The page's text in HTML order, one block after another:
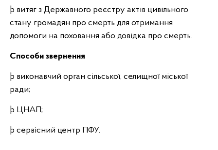
þ витяг з Державного реєстру актів цивільного
стану громадян про смерть для отримання
допомоги на поховання або довідка про смерть.
Способи звернення
þ виконавчий орган сільської, селищної міської
ради;
þ ЦНАП;
þ сервісний центр ПФУ.